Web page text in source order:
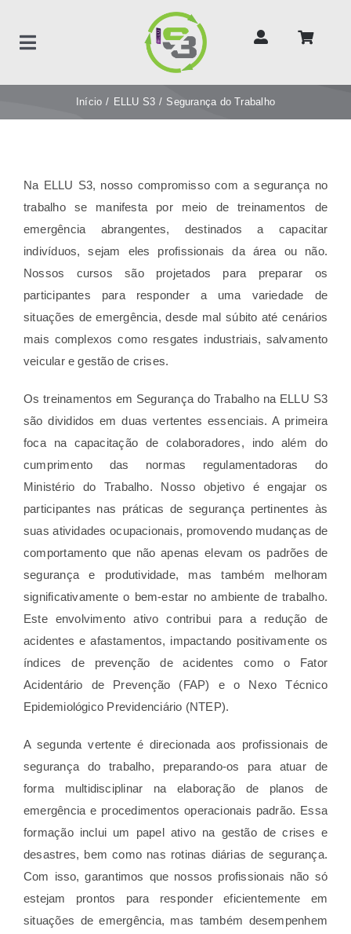
para
Toggle
Áreas de Atuação
Contato
Início ELLU S3 Segurança do Trabalho
Na ELLU S3, nosso compromisso com a segurança no
trabalho se manifesta por meio de treinamentos de
emergência abrangentes, destinados a capacitar
indivíduos, sejam eles profissionais da área ou não.
Nossos cursos são projetados para preparar os
participantes para responder a uma variedade de
situações de emergência, desde mal súbito até cenários
mais complexos como resgates industriais, salvamento
veicular e gestão de crises.
Os treinamentos em Segurança do Trabalho na ELLU S3
são divididos em duas vertentes essenciais. A primeira
foca na capacitação de colaboradores, indo além do
cumprimento das normas regulamentadoras do
Ministério do Trabalho. Nosso objetivo é engajar os
participantes nas práticas de segurança pertinentes às
suas atividades ocupacionais, promovendo mudanças de
comportamento que não apenas elevam os padrões de
segurança e produtividade, mas também melhoram
significativamente o bem-estar no ambiente de trabalho.
Este envolvimento ativo contribui para a redução de
acidentes e afastamentos, impactando positivamente os
índices de prevenção de acidentes como o Fator
Acidentário de Prevenção (FAP) e o Nexo Técnico
Epidemiológico Previdenciário (NTEP).
A segunda vertente é direcionada aos profissionais de
segurança do trabalho, preparando-os para atuar de
forma multidisciplinar na elaboração de planos de
emergência e procedimentos operacionais padrão. Essa
formação inclui um papel ativo na gestão de crises e
desastres, bem como nas rotinas diárias de segurança.
Com isso, garantimos que nossos profissionais não só
estejam prontos para responder eficientemente em
situações de emergência, mas também desempenhem